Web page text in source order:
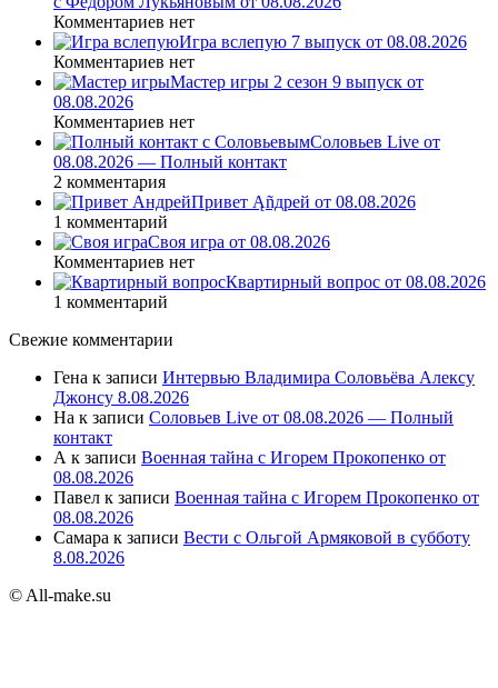
Комментариев нет
Игра вслепую 7 выпуск от 08.08.2026
Комментариев нет
Мастер игры 2 сезон 9 выпуск от
08.08.2026
Комментариев нет
Соловьев Live от
08.08.2026 — Полный контакт
2 комментария
Привет Ąñдpей от 08.08.2026
1 комментарий
Своя игра от 08.08.2026
Комментариев нет
Квартирный вопрос от 08.08.2026
1 комментарий
Свежие комментарии
Гена к записи Интервью Владимира Соловьёва Алексу
Джонсу 8.08.2026
На к записи Соловьев Live от 08.08.2026 — Полный
контакт
А к записи Военная тайна с Игорем Прокопенко от
08.08.2026
Павел к записи Военная тайна с Игорем Прокопенко от
08.08.2026
Самара к записи Вести с Ольгой Армяковой в субботу
8.08.2026
© All-make.su